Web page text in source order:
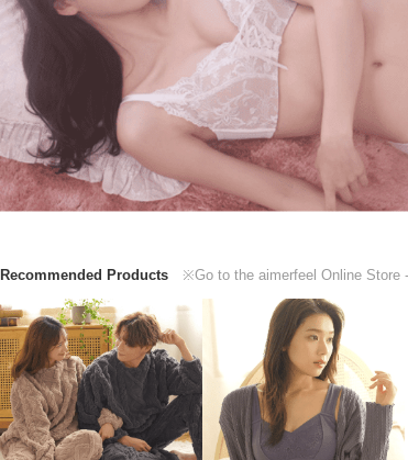
Recommended Products ※Go to the aimerfeel Online Store